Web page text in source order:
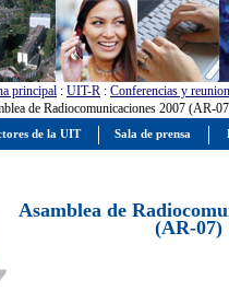
principal : UIT-R : Conferencias y
de Radiocomunicaciones 2007 (AR-
Asamblea de
(AR-07)
de la UIT Sala de prensa